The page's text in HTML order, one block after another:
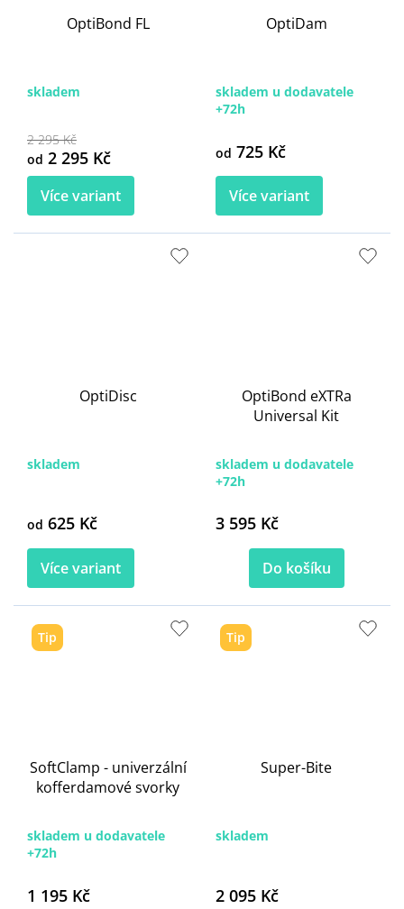
OptiBond FL
skladem
2 295 Kč
od 2 295 Kč
Více variant
OptiDam
skladem u dodavatele
+72h
od 725 Kč
Více variant
OptiDisc
skladem
od 625 Kč
Více variant
OptiBond eXTRa
Universal Kit
skladem u dodavatele
+72h
3 595 Kč
Do košíku
Tip
SoftClamp - univerzální
kofferdamové svorky
skladem u dodavatele
+72h
1 195 Kč
Tip
Super-Bite
skladem
2 095 Kč